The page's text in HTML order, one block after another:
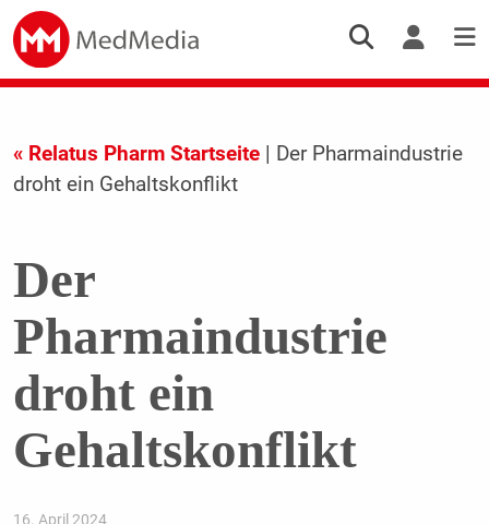
« Relatus Pharm Startseite| Der Pharmaindustrie
droht ein Gehaltskonflikt
Der
Pharmaindustrie
droht ein
Gehaltskonflikt
16. April 2024